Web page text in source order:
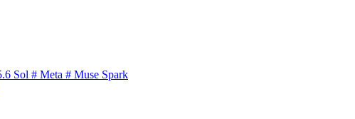
Sol # Meta # Muse Spark